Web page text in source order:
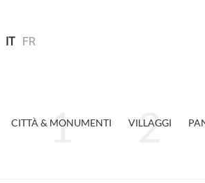
IT FR
CITTÀ & MONUMENTI VILLAGGI